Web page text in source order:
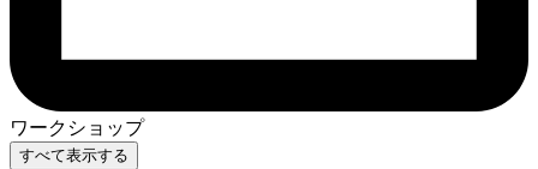
ワークショップ
すべて表示する